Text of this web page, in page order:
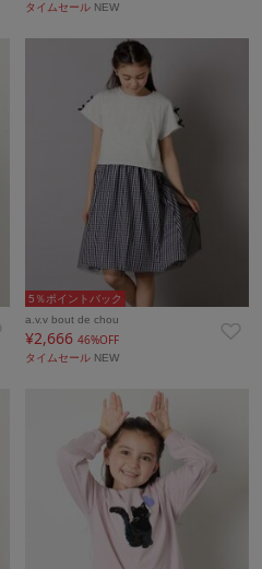
タイムセール NEW
5％ポイントバック
a.v.v bout de chou
¥2,66646%OFF
タイムセール NEW